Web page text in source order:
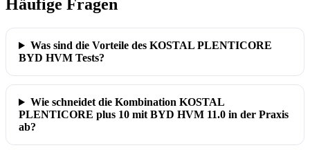
Häufige Fragen
Was sind die Vorteile des KOSTAL PLENTICORE
BYD HVM Tests?
Wie schneidet die Kombination KOSTAL
PLENTICORE plus 10 mit BYD HVM 11.0 in der Praxis
ab?